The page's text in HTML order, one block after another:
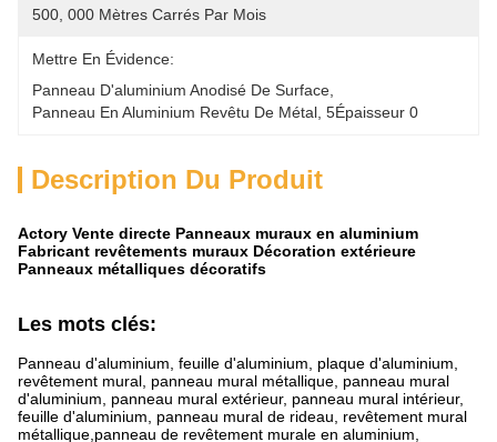
500, 000 Mètres Carrés Par Mois
Mettre En Évidence:
Panneau D'aluminium Anodisé De Surface
Panneau En Aluminium Revêtu De Métal 5Épaisseur 0
Description Du Produit
Actory Vente directe Panneaux muraux en aluminium
Fabricant revêtements muraux Décoration extérieure
Panneaux métalliques décoratifs
Les mots clés:
Panneau d'aluminium, feuille d'aluminium, plaque d'aluminium,
revêtement mural, panneau mural métallique, panneau mural
d'aluminium, panneau mural extérieur, panneau mural intérieur,
feuille d'aluminium, panneau mural de rideau, revêtement mural
métallique,panneau de revêtement murale en aluminium,